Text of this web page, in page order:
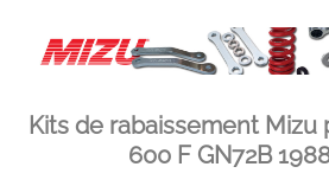
Kits de rabaissement Mizu
600 F GN72B